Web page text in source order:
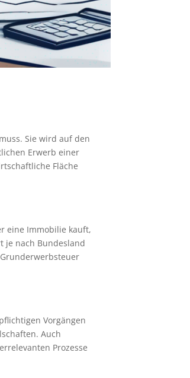
Sie wird auf den
Erwerb einer
Fläche
eine Immobilie kauft,
je nach Bundesland
Vorgängen
Auch
Prozesse